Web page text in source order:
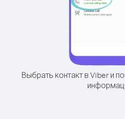
Выбрать контакт в Viber и